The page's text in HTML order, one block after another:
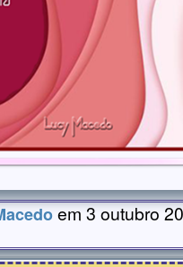
em 3 outubro